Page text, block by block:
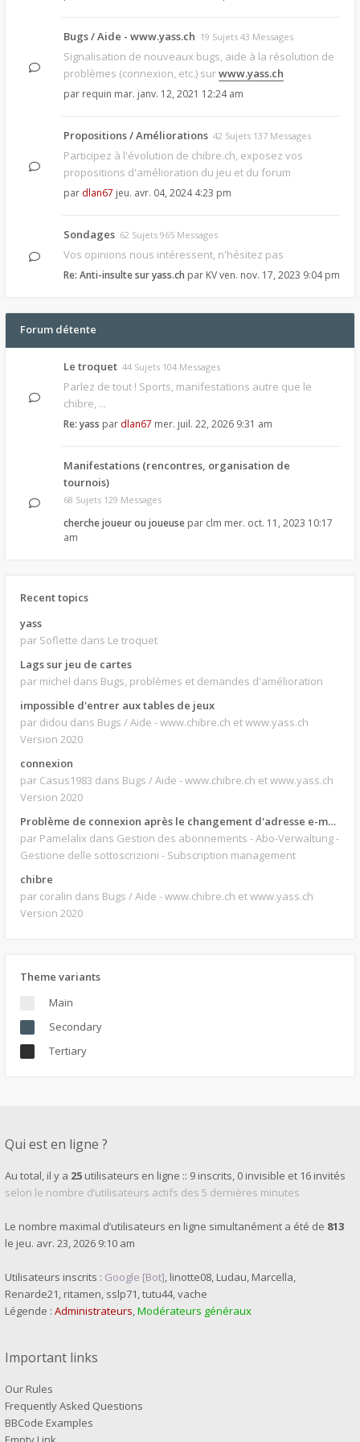
Bugs / Aide - www.yass.ch 19 Sujets 43 Messages
Signalisation de nouveaux bugs, aide à la résolution de
problèmes (connexion, etc.) surwww.yass.ch
par requin mar. janv. 12, 2021 12:24 am
Propositions / Améliorations 42 Sujets 137 Messages
Participez à l'évolution de chibre.ch, exposez vos
propositions d'amélioration du jeu et du forum
par dlan67 jeu. avr. 04, 2024 4:23 pm
Sondages 62 Sujets 965 Messages
Vos opinions nous intéressent, n'hésitez pas
Re: Anti-insulte sur yass.ch par KVven. nov. 17, 2023 9:04 pm
Forum détente
Le troquet 44 Sujets 104 Messages
Parlez de tout ! Sports, manifestations autre que le
chibre, ...
Re: yass par dlan67 mer. juil. 22, 2026 9:31 am
Manifestations (rencontres, organisation de
tournois)
68 Sujets 129 Messages
cherche joueur ou joueuse par clm mer. oct. 11, 2023 10:17
am
Recent topics
yass
par Soflette dans Le troquet
Lags sur jeu de cartes
par michel dans Bugs, problèmes et demandes d'amélioration
impossible d'entrer aux tables de jeux
par didou dans Bugs / Aide - www.chibre.ch et www.yass.ch
Version 2020
connexion
par Casus1983 dans Bugs / Aide - www.chibre.ch et www.yass.ch
Version 2020
Problème de connexion après le changement d'adresse e-mail.
par Pamelalix dans Gestion des abonnements - Abo-Verwaltung -
Gestione delle sottoscrizioni - Subscription management
chibre
par coralin dans Bugs / Aide - www.chibre.ch et www.yass.ch
Version 2020
Theme variants
Main
Secondary
Tertiary
Qui est en ligne ?
Au total, il y a 25 utilisateurs en ligne :: 9 inscrits, 0 invisible et 16 invités
selon le nombre d’utilisateurs actifs des 5 dernières minutes
Le nombre maximal d’utilisateurs en ligne simultanément a été de 813
le jeu. avr. 23, 2026 9:10 am
Utilisateurs inscrits : Google [Bot], linotte08, Ludau, Marcella,
Renarde21, ritamen, sslp71,tutu44,vache
Légende : Administrateurs,Modérateurs généraux
Important links
Our Rules
Frequently Asked Questions
BBCode Examples